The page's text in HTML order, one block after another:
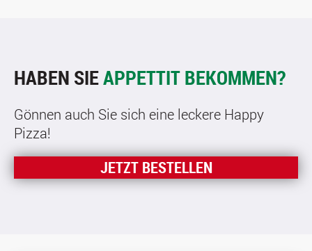
HABEN SIEAPPETTIT BEKOMMEN?
Gönnen auch Sie sich eine leckere Happy
Pizza!
JETZT BESTELLEN